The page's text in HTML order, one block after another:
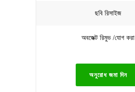
ছবি রিসাইজ
অবজেক্ট রিমুভ /যোগ করা
অনুরোধ জমা দিন